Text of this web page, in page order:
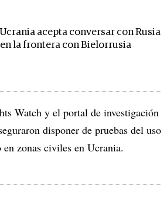
Ucrania acepta conversar con Rusia
en la frontera con Bielorrusia
Watch y el portal de investigación
disponer de pruebas del uso
zonas civiles en Ucrania.